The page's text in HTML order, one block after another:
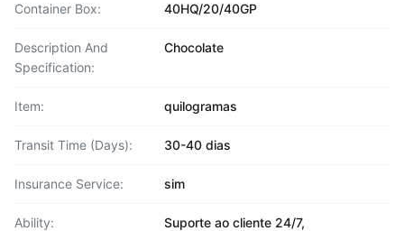
Container Box: 40HQ/20/40GP
Description And
Specification:
Chocolate
Item: quilogramas
Transit Time (Days): 30-40 dias
Insurance Service: sim
Ability:
Suporte ao cliente 24/7,